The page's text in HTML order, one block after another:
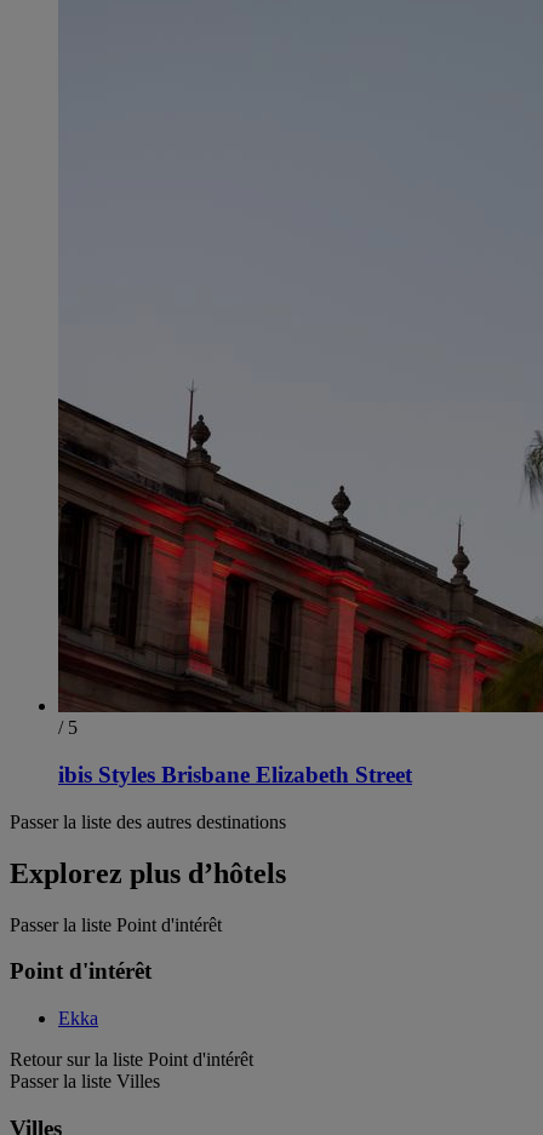
/ 5
ibis Styles Brisbane Elizabeth Street
Passer la liste des autres destinations
Explorez plus d’hôtels
Passer la liste Point d'intérêt
Point d'intérêt
Ekka
Retour sur la liste Point d'intérêt
Passer la liste Villes
Villes